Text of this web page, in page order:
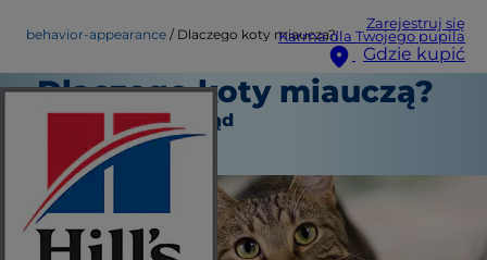
Zarejestruj się
Karma dla Twojego pupila
Gdzie kupić
behavior-appearance Dlaczego koty miauczą?
Dlaczego koty miauczą?
Zachowanie i wygląd
Autor sztabowy